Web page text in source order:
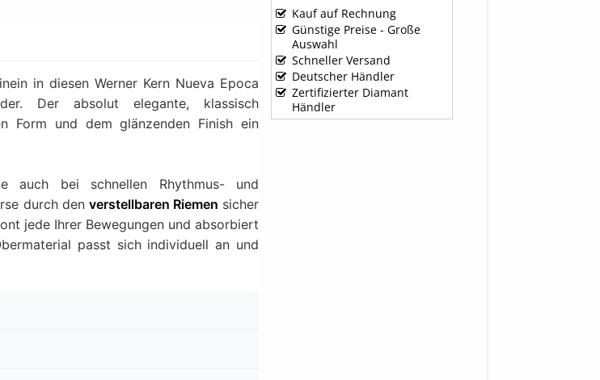
in diesen Werner Kern Nueva Epoca
Der absolut elegante, klassisch
Form und dem glänzenden Finish ein
auch bei schnellen Rhythmus- und
durch den verstellbaren Riemen sicher
jede Ihrer Bewegungen und absorbiert
passt sich individuell an und
Kauf auf Rechnung
Günstige Preise - Große
Auswahl
Schneller Versand
Deutscher Händler
Zertifizierter Diamant
Händler